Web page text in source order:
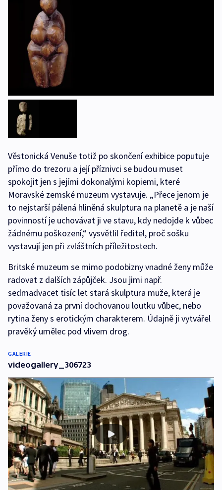
Věstonická Venuše totiž po skončení exhibice poputuje
přímo do trezoru a její příznivci se budou muset
spokojit jen s jejími dokonalými kopiemi, které
Moravské zemské muzeum vystavuje. „Přece jenom je
to nejstarší pálená hliněná skulptura na planetě a je naší
povinností je uchovávat ji ve stavu, kdy nedojde k vůbec
žádnému poškození,“ vysvětlil ředitel, proč sošku
vystavují jen při zvláštních příležitostech.
Britské muzeum se mimo podobizny vnadné ženy může
radovat z dalších zápůjček. Jsou jimi např.
sedmadvacet tisíc let stará skulptura muže, která je
považovaná za první dochovanou loutku vůbec, nebo
rytina ženy s erotickým charakterem. Údajně ji vytvářel
pravěký umělec pod vlivem drog.
GALERIE
videogallery_306723